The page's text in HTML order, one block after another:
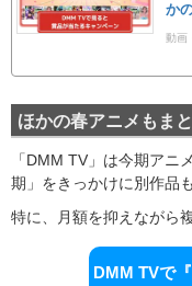
か
件
動画
ほかの春アニメもま
「DMM TV」は今期アニ
期」をきっかけに別作品
特に、月額を抑えながら
DMM TVで